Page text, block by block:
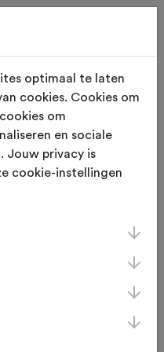
op 9 juli 2025
Afrika
Astrid Olde
haar bike de
Afrika. De
de prachtige
optimaal te laten
cookies. Cookies om
om
en sociale
Jouw privacy is
cookie-instellingen